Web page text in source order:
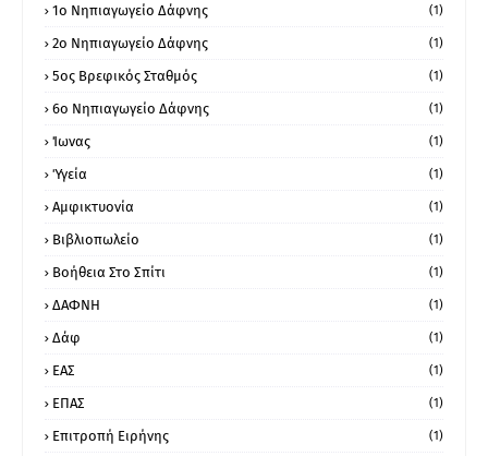
1ο Νηπιαγωγείο Δάφνης (1)
2ο Νηπιαγωγείο Δάφνης (1)
5ος Βρεφικός Σταθμός (1)
6ο Νηπιαγωγείο Δάφνης (1)
Ίωνας (1)
Ύγεία (1)
Αμφικτυονία (1)
Βιβλιοπωλείο (1)
Βοήθεια Στο Σπίτι (1)
ΔΑΦΝΗ (1)
Δάφ (1)
ΕΑΣ (1)
ΕΠΑΣ (1)
Επιτροπή Ειρήνης (1)